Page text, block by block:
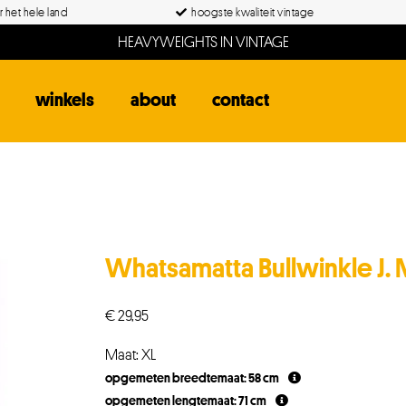
het hele land hoogste kwaliteit vintage
HEAVYWEIGHTS IN VINTAGE
winkels about contact
Whatsamatta Bullwinkle
€29,95
Maat: XL
opgemeten breedtemaat: 58 cm
opgemeten lengtemaat: 71 cm